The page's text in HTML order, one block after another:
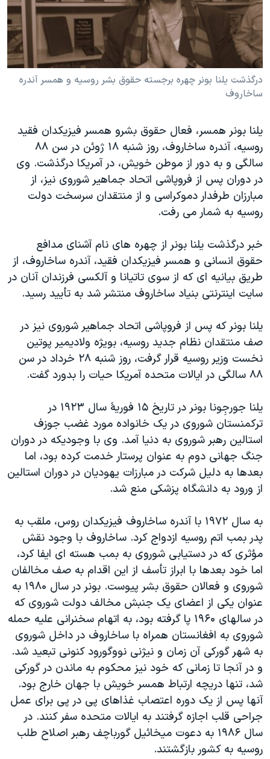
فرهنگ و زندگی
حقوق شهروندی
اقتصادی
علم و فناوری
اسرائیل در جنگ
آرشیو پخش زنده
مستندها
انتخابات ریاست جمهوری آمریکا ۲۰۲۴
حمله جمهوری اسلامی به اسرائیل
رمز مهسا
ورزش زنان در ایران
مجموعه مستندهای دادخواهی
تریبونال مردمی آبان ۹۸
دادگاه حمید نوری
چهل سال گروگان‌گیری
اعتراضات مردمی آبان ۹۸
اسرائیل در جنگ
نرگس محمدی برنده جایزه نوبل صلح
صفحه‌های ویژه
سفر پرزیدنت ترامپ به چین
دنبال کنید
زبانهای مختلف
درگذشت یلنا بونر چهره برجسته حقوق بشر روسیه و همسر آندره
ساخاروف
يلنا بونر همسر، فعال حقوق بشرو همسر فيزيکدان فقيد
روسيه، آندره ساخاروف، روز شنبه ۱۸ ژوئن در سن ۸۸
سالگی و به دور از موطن خويش، در آمريکا درگذشت. وی
در دوران پس از فروپاشی اتحاد جماهير شوروی نیز، از
مبارزان طرفدار دموکراسی و از منتقدان سرسخت دولت
روسيه به شمار می رفت.
خبر درگذشت يلنا بونر از چهره های نام آشنای مدافع
حقوق انسانی و همسر فيزيکدان فقيد، آندره ساخاروف، از
طریق بيانيه ای که از سوی تاتيانا و آلکسی فرزندان آنان در
سايت اينترنتی بنياد ساخاروف منتشر شد به تأييد رسيد.
یلنا بونر که پس از فروپاشی اتحاد جماهير شوروی نیز در
صف منتقدان نظام جدید روسیه، بويژه ولاديمير پوتين
نخست وزير روسيه قرار گرفت، روز شنبه ۲۸ خرداد در سن
۸۸ سالگی در ايالات متحده آمریکا حيات را بدورد گفت.
يلنا جورجِونا بونر در تاريخ ۱۵ فوريۀ سال ۱۹۲۳ در
ترکمنستان شوروی در يک خانواده مورد غضب جوزف
استالين رهبر شوروی به دنيا آمد. وی با وجوديکه در دوران
جنگ جهانی دوم به عنوان پرستار خدمت کرده بود، اما
بعدها به دليل شرکت در مبارزات يهوديان در دوران استالين
از ورود به دانشگاه پزشکی منع شد.
به سال ۱۹۷۲ با آندره ساخاروف فيزيکدان روس، ملقب به
پدر بمب اتم روسیه ازدواج کرد. ساخاروف با وجود نقش
مؤثری که در دستيابی شوروی به بمب هسته ای ايفا کرد،
اما خود بعدها با ابراز تأسف از اين اقدام به صف مخالفان
شوروی و فعالان حقوق بشر پيوست. بونر در سال ۱۹۸۰ به
عنوان يکی از اعضای يک جنبش مخالف دولت شوروی که
در سالهای ۱۹۶۰ پا گرفته بود، به اتهام سخنرانی عليه حمله
شوروی به افغانستان همراه با ساخاروف در داخل شوروی
به شهر گورکی آن زمان و نيژنی نووگورود کنونی تبعيد شد.
و در آنجا تا زمانی که خود نيز محکوم به ماندن در گورکی
شد، تنها دريچه ارتباط همسر خويش با جهان خارج بود.
آنها پس از يک دوره اعتصاب غذاهای پی در پی برای عمل
جراحی قلب اجازه گرفتند به ايالات متحده سفر کنند. در
سال ۱۹۸۶ به دعوت ميخائيل گورباچف رهبر اصلاح طلب
روسيه به کشور بازگشتند.